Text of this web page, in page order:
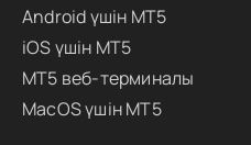
Android үшін MT5
iOS үшін MT5
MT5 веб-терминалы
MacOS үшін MT5